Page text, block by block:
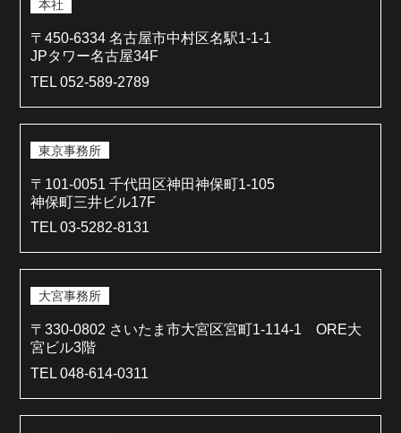
本社
〒450-6334 名古屋市中村区名駅1-1-1
JPタワー名古屋34F
TEL 052-589-2789
東京事務所
〒101-0051 千代田区神田神保町1-105
神保町三井ビル17F
TEL 03-5282-8131
大宮事務所
〒330-0802 さいたま市大宮区宮町1-114-1 ORE大
宮ビル3階
TEL 048-614-0311